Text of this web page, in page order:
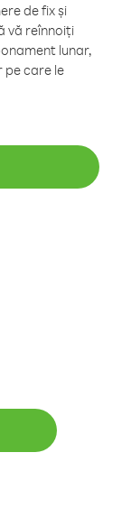
de fix și
vă reînnoiți
lunar,
pe care le